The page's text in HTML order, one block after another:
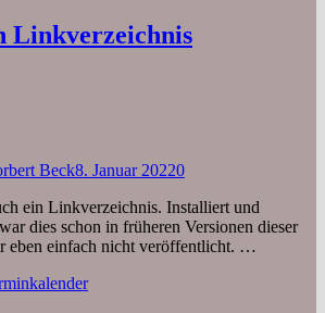
Linkverzeichnis
Beck8. Januar 20220
ein Linkverzeichnis. Installiert und
dies schon in früheren Versionen dieser
eben einfach nicht veröffentlicht. …